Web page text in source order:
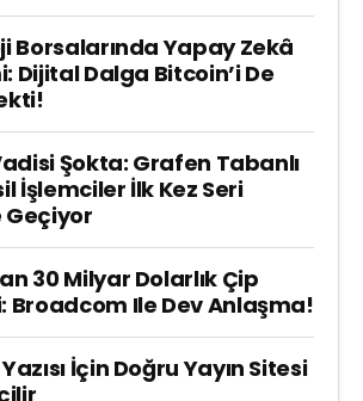
Borsalarında Yapay Zekâ
Dijital Dalga Bitcoin’i De
Şokta: Grafen Tabanlı
İşlemciler İlk Kez Seri
Geçiyor
30 Milyar Dolarlık Çip
Broadcom Ile Dev Anlaşma!
İçin Doğru Yayın Sitesi